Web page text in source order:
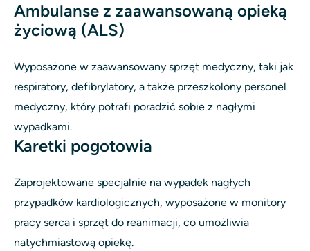
Ambulanse z zaawansowaną opieką
życiową (ALS)
Wyposażone w zaawansowany sprzęt medyczny, taki jak
respiratory, defibrylatory, a także przeszkolony personel
medyczny, który potrafi poradzić sobie z nagłymi
wypadkami.
Karetki pogotowia
Zaprojektowane specjalnie na wypadek nagłych
przypadków kardiologicznych, wyposażone w monitory
pracy serca i sprzęt do reanimacji, co umożliwia
natychmiastową opiekę.